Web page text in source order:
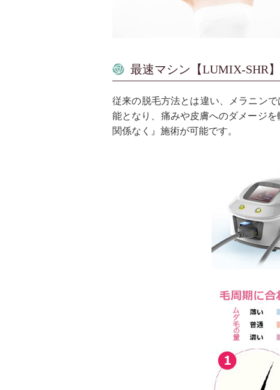
最速マシン【LUMIX-SHR
従来の脱毛方法とは違い、メラニン
能となり、痛みや皮膚へのダメージ
関係なく』施術が可能です。